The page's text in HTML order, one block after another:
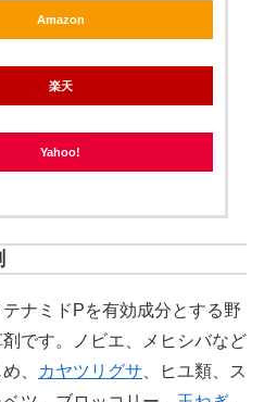
Amazon
楽天
Yahoo!
ナミドPを有効成分とする野
です。ノビエ、メヒシバなど
、
カヤツリグサ 、ヒユ類、ス